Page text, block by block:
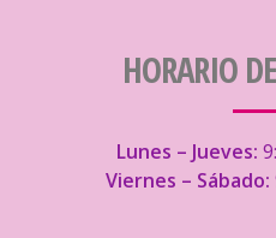
HORARIO
Lunes – Jueves:
Viernes – Sábado: